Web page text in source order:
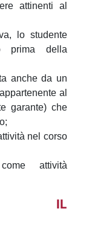
attinenti al
lo studente
prima della
anche da un
al
garante) che
nel corso
attività
IL